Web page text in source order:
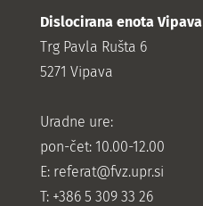
Dislocirana enota Vipava
Trg Pavla Rušta 6
5271 Vipava
Uradne ure:
pon-čet: 10.00-12.00
E: referat@fvz.upr.si
T: +386 5 309 33 26